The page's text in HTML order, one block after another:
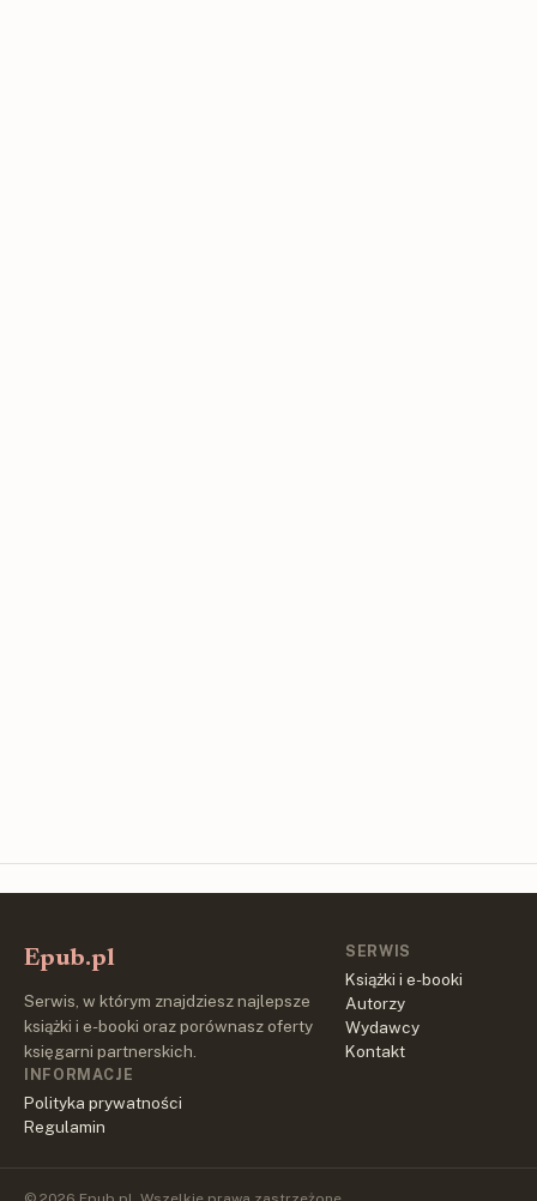
Epub.pl
Serwis, w którym znajdziesz najlepsze
książki i e-booki oraz porównasz oferty
księgarni partnerskich.
SERWIS
Książki i e-booki
Autorzy
Wydawcy
Kontakt
INFORMACJE
Polityka prywatności
Regulamin